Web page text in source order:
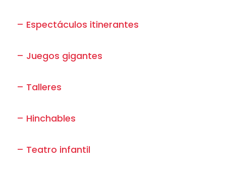
– Espectáculos itinerantes
– Juegos gigantes
– Talleres
– Hinchables
– Teatro infantil